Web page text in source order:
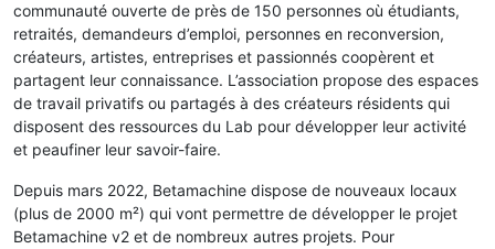
communauté ouverte de près de 150 personnes où étudiants,
retraités, demandeurs d’emploi, personnes en reconversion,
créateurs, artistes, entreprises et passionnés coopèrent et
partagent leur connaissance. L’association propose des espaces
de travail privatifs ou partagés à des créateurs résidents qui
disposent des ressources du Lab pour développer leur activité
et peaufiner leur savoir-faire.
Depuis mars 2022, Betamachine dispose de nouveaux locaux
(plus de 2000 m²) qui vont permettre de développer le projet
Betamachine v2 et de nombreux autres projets. Pour